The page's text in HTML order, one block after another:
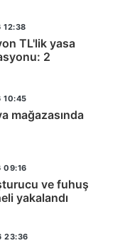
12:38
TL'lik yasa
2
10:45
mağazasında
09:16
ve fuhuş
yakalandı
23:36